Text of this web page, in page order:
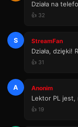
Działa na
👍 32
S StreamFan
Działa, dzięki!
👍 31
A Anonim
Lektor PL jest,
👍 19